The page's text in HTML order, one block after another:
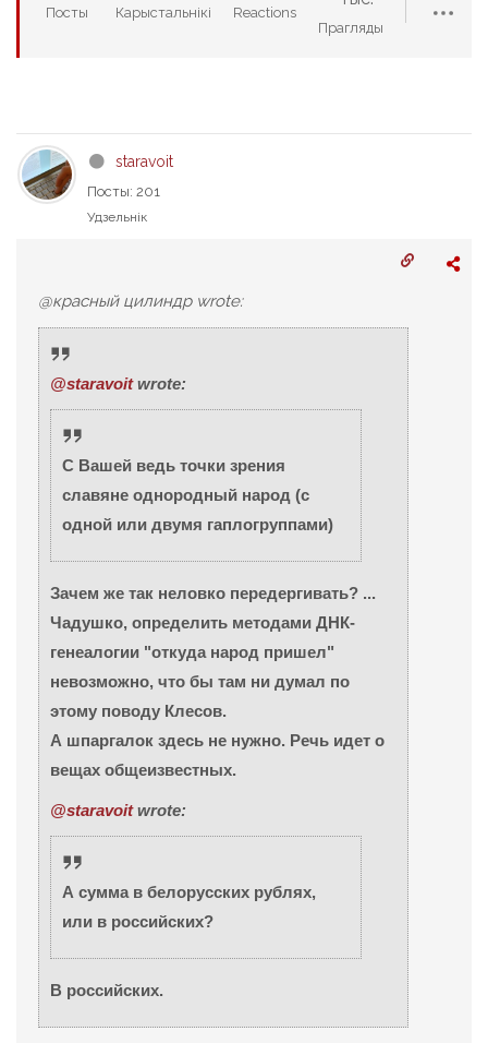
Посты Карыстальнікі Reactions
Прагляды
staravoit
Посты: 201
Удзельнік
@красный цилиндр wrote:
@staravoitwrote:
С Вашей ведь точки зрения
славяне однородный народ (с
одной или двумя гаплогруппами)
Зачем же так неловко передергивать? ...
Чадушко, определить методами ДНК-
генеалогии "откуда народ пришел"
невозможно, что бы там ни думал по
этому поводу Клесов.
А шпаргалок здесь не нужно. Речь идет о
вещах общеизвестных.
@staravoitwrote:
А сумма в белорусских рублях,
или в российских?
В российских.